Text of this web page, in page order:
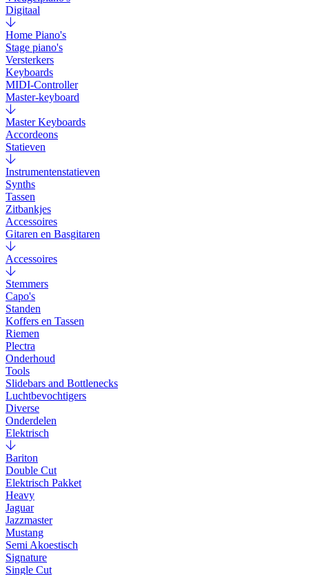
Digitaal
Home Piano's
Stage piano's
Versterkers
Keyboards
MIDI-Controller
Master-keyboard
Master Keyboards
Accordeons
Statieven
Instrumentenstatieven
Synths
Tassen
Zitbankjes
Accessoires
Gitaren en Basgitaren
Accessoires
Stemmers
Capo's
Standen
Koffers en Tassen
Riemen
Plectra
Onderhoud
Tools
Slidebars and Bottlenecks
Luchtbevochtigers
Diverse
Onderdelen
Elektrisch
Bariton
Double Cut
Elektrisch Pakket
Heavy
Jaguar
Jazzmaster
Mustang
Semi Akoestisch
Signature
Single Cut